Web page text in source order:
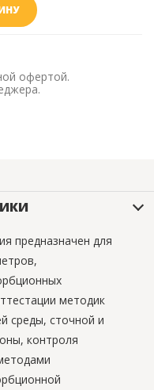
офертой.
предназначен для
методик
среды, сточной и
контроля